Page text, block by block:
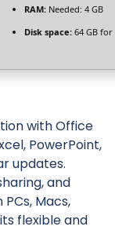
RAM: Needed: 4 GB
Disk space: 64 GB
with Office
PowerPoint,
updates.
and
Macs,
flexible and